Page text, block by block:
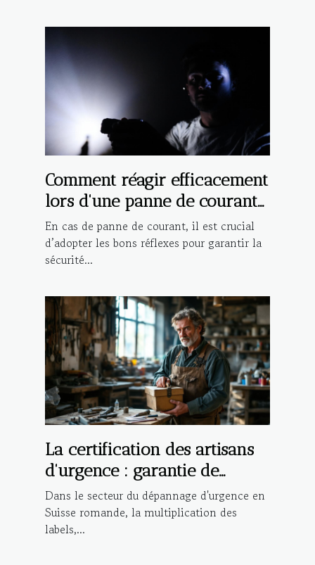
Comment réagir efficacement
lors d'une panne de courant
?
En cas de panne de courant, il est crucial
d’adopter les bons réflexes pour garantir la
sécurité...
La certification des artisans
d'urgence : garantie de
qualité ou marketing ?
Dans le secteur du dépannage d'urgence en
Suisse romande, la multiplication des
labels,...